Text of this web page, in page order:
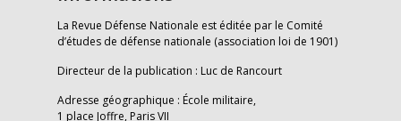
La Revue Défense Nationale est éditée par le Comité
d’études de défense nationale (association loi de 1901)
Directeur de la publication : Luc de Rancourt
Adresse géographique : École militaire,
1 place Joffre, Paris VII